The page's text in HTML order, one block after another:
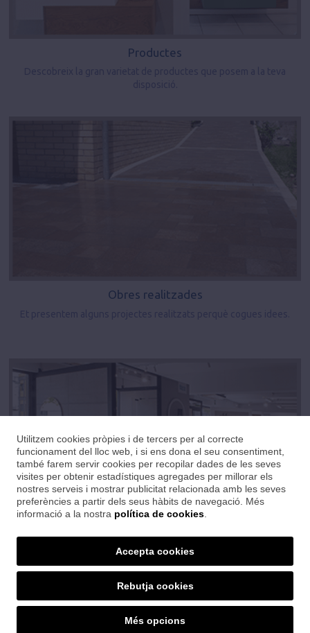
Productes
Obres realitzades
Show room
Comptem amb una magnífica exposició on trobaràs les darreres
tendències en ceràmica, banys i sanitaris.
SET CERÀMIQUES
Ctra. Sant Feliu, 24 · 17004 Girona
Utilitzem cookies pròpies i de tercers per al correcte
funcionament del lloc web, i si ens dona el seu consentiment,
també farem servir cookies per recopilar dades de les seves
visites per obtenir estadístiques agregades per millorar els
nostres serveis i mostrar publicitat relacionada amb les seves
preferències a partir dels seus hàbits de navegació. Més
informació a la nostra política de cookies
Més opcions
Rebutja cookies
Accepta cookies